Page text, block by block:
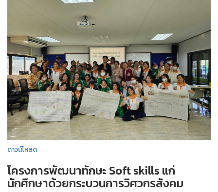
ดาวน์โหลด
โครงการพัฒนาทักษะ Soft skills แก่
นักศึกษาด้วยกระบวนการวิศวกรสังคม